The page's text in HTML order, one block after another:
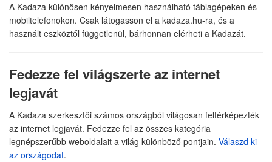
A Kadaza különösen kényelmesen használható táblagépeken és
mobiltelefonokon. Csak látogasson el a kadaza.hu-ra, és a
használt eszköztől függetlenül, bárhonnan elérheti a Kadazát.
Fedezze fel világszerte az internet
legjavát
A Kadaza szerkesztői számos országból világosan feltérképezték
az internet legjavát. Fedezze fel az összes kategória
legnépszerűbb weboldalait a világ különböző pontjain. Válaszd ki
az országodat.